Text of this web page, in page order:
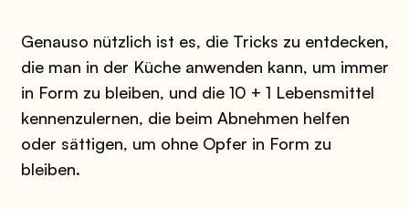
Genauso nützlich ist es, die Tricks zu entdecken,
die man in der Küche anwenden kann, um immer
in Form zu bleiben, und die 10 + 1 Lebensmittel
kennenzulernen, die beim Abnehmen helfen
oder sättigen, um ohne Opfer in Form zu
bleiben.